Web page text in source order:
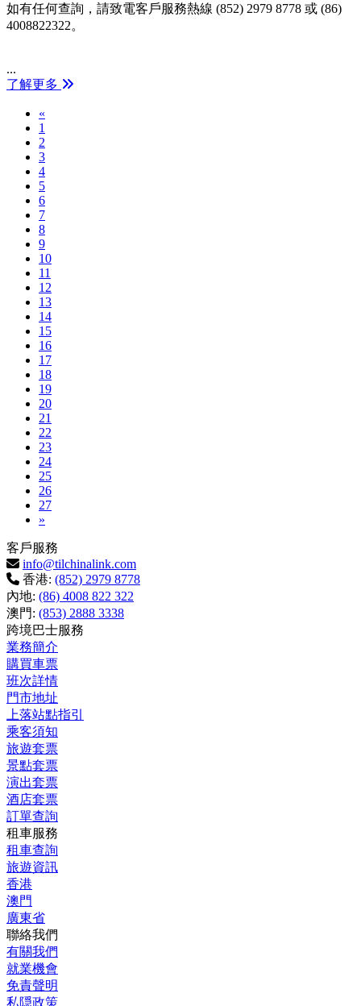
如有任何查詢，請致電客戶服務熱線 (852) 2979 8778 或 (86)
4008822322。
...
了解更多
«
1
2
3
4
5
6
7
8
9
10
11
12
13
14
15
16
17
18
19
20
21
22
23
24
25
26
27
»
客戶服務
info@tilchinalink.com
香港: (852) 2979 8778
內地: (86) 4008 822 322
澳門: (853) 2888 3338
跨境巴士服務
業務簡介
購買車票
班次詳情
門市地址
上落站點指引
乘客須知
旅遊套票
景點套票
演出套票
酒店套票
訂單查詢
租車服務
租車查詢
旅遊資訊
香港
澳門
廣東省
聯絡我們
有關我們
就業機會
免責聲明
私隠政策